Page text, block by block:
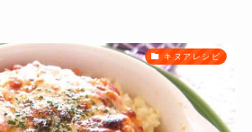
キヌアレシピ